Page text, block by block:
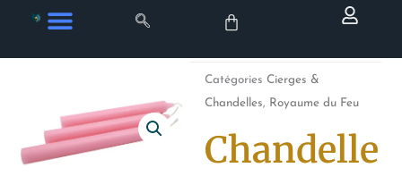
contenu
Catégories Cierges &
Chandelles, Royaume du Feu
Chandelle